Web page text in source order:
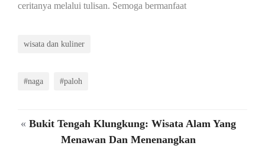
ceritanya melalui tulisan. Semoga bermanfaat
wisata dan kuliner
#naga #paloh
« Bukit Tengah Klungkung: Wisata Alam Yang
Menawan Dan Menenangkan